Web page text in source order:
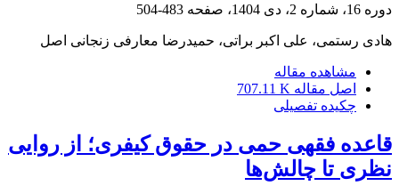
دوره 16، شماره 2، دی 1404، صفحه 483-504
هادی رستمی، علی اکبر براتی، حمیدرضا معارفی زنجانی اصل
مشاهده مقاله
اصل مقاله 707.11 K
چکیده تفصیلی
قاعده فقهی حمی در حقوق کیفری؛ از روایی
نظری تا چالش‌ها